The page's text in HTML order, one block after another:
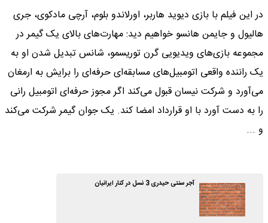
در این فیلم با بازی دیوید هاربر، اورلاندو بلوم، آرچی مادکوی، جری
هالیول و جایمن هانسو خواهیم دید: مهارت‌های بالای یک گیمر در
مجموعه بازی‌های ویدیویی گرن توریسمو، شانس تبدیل شدن او به
یک راننده واقعی اتومبیل‌های مسابقه‌ای حرفه‌ای را برایش به ارمغان
می‌آورد و شرکت نیسان قبول می‌کند اگر مجوز حرفه‌ای اتومبیل رانی
را به دست آورد با او قرارداد امضا کند. یک جوان گیمر شرکت می‌کند
و ...
آجر سنتی حیدری 3 نسل در کنار ایرانیان